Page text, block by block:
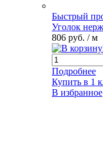
Быстрый
Уголок
806 руб. / м
Подробнее
Купить в 1
В избранное